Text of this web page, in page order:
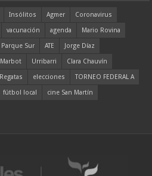
Insólitos Agmer
Coronavirus
vacunación agenda
Mario Rovina
Parque Sur ATE
Jorge Díaz
Marbot Urribarri
Clara Chauvín
Regatas elecciones
TORNEO FEDERAL A
fútbol local cine San Martín